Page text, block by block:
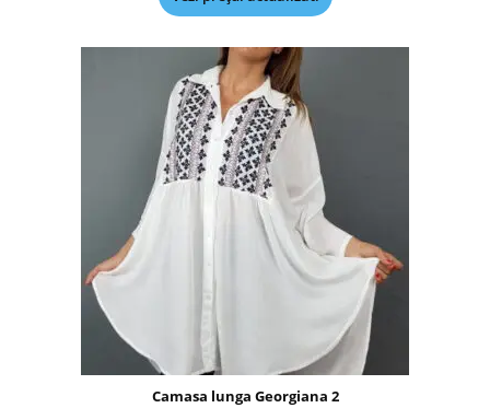
Camasa lunga Georgiana 2